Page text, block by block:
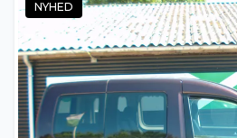
tagræling
tågelygter
vinterhjul
NYHED